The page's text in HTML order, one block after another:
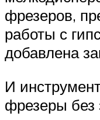
фрезеров,
работы с
добавлена
И
фрезеры